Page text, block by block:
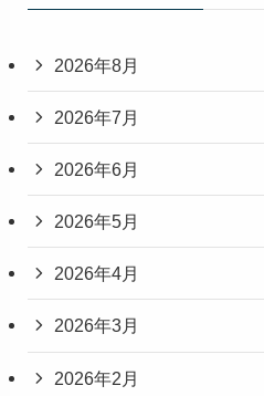
2026年8月
2026年7月
2026年6月
2026年5月
2026年4月
2026年3月
2026年2月